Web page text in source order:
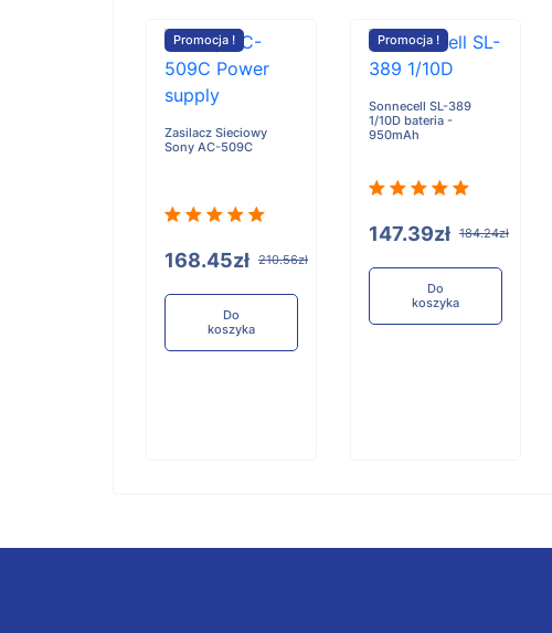
Promocja !
Zasilacz Sieciowy
Sony AC-509C
168.45zł 210.56zł
Do
koszyka
Promocja !
Sonnecell SL-389
1/10D bateria -
950mAh
147.39zł 184.24zł
Do
koszyka